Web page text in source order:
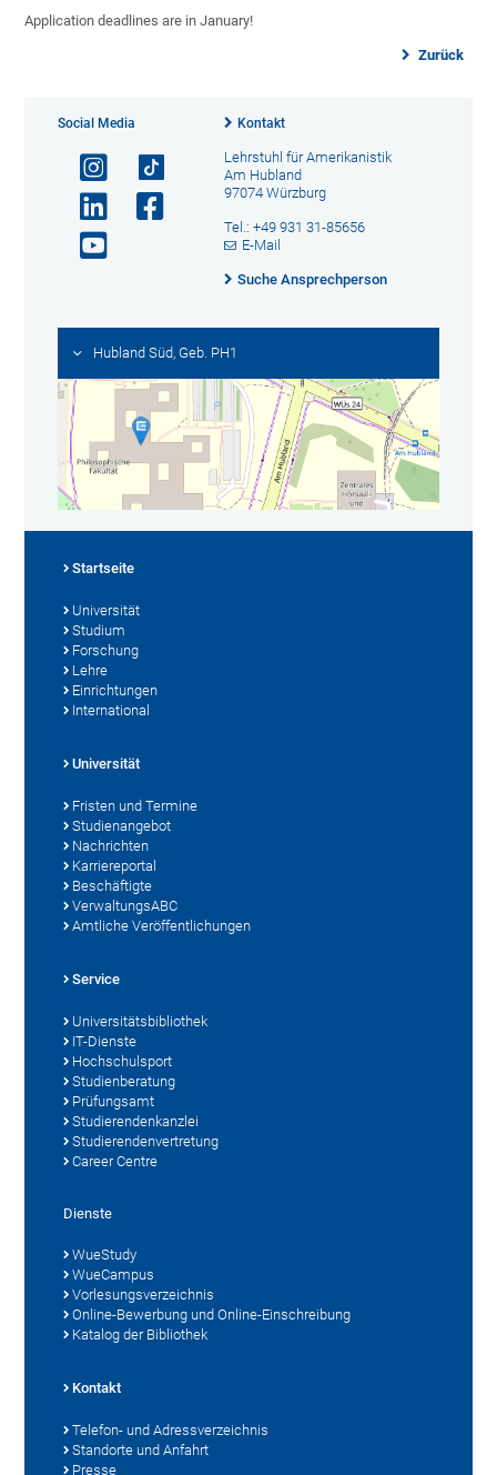
Application deadlines are in January!
Zurück
Social Media Kontakt
Lehrstuhl für Amerikanistik
Am Hubland
97074 Würzburg
Tel.: +49 931 31-85656
E-Mail
Suche Ansprechperson
Hubland Süd, Geb. PH1
Startseite
Universität
Studium
Forschung
Lehre
Einrichtungen
International
Universität
Fristen und Termine
Studienangebot
Nachrichten
Karriereportal
Beschäftigte
VerwaltungsABC
Amtliche Veröffentlichungen
Service
Universitätsbibliothek
IT-Dienste
Hochschulsport
Studienberatung
Prüfungsamt
Studierendenkanzlei
Studierendenvertretung
Career Centre
Dienste
WueStudy
WueCampus
Vorlesungsverzeichnis
Online-Bewerbung und Online-Einschreibung
Katalog der Bibliothek
Kontakt
Telefon- und Adressverzeichnis
Standorte und Anfahrt
Presse